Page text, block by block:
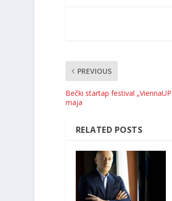
PREVIOUS
Bečki startap festival
maja
RELATED POSTS